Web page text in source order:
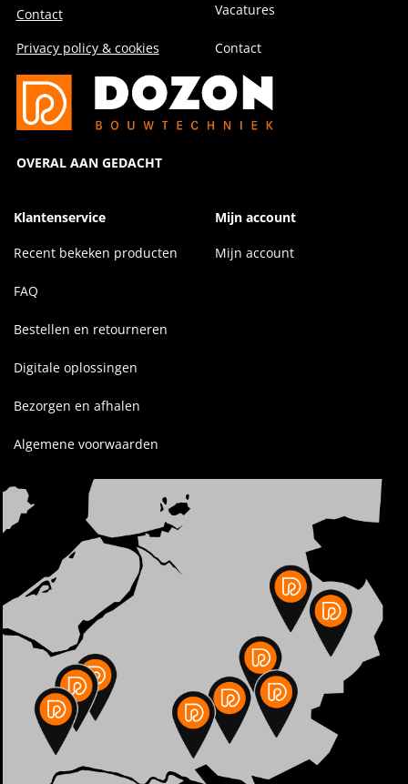
Contact
Privacy policy & cookies
OVERAL AAN GEDACHT
Vacatures
Contact
Klantenservice
Recent bekeken producten
FAQ
Bestellen en retourneren
Digitale oplossingen
Bezorgen en afhalen
Algemene voorwaarden
Mijn account
Mijn account